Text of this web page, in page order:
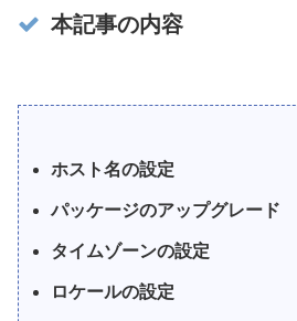
本記事の内容
ホスト名の設定
パッケージのアップグレード
タイムゾーンの設定
ロケールの設定